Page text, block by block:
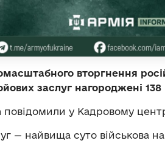
вторгнення
заслуг нагороджені 138
у Кадровому
— найвища суто військова